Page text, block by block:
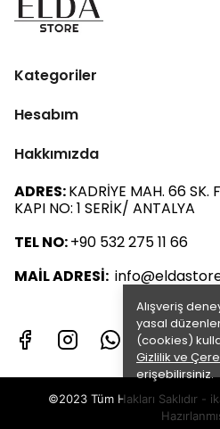
Alışveriş
yasal
(cookies)
Gizlilik ve
erişebilirsiniz.
Kategoriler
Hesabım
Hakkımızda
ADRES:KADRİYE MAH. 66 SK.
KAPI NO: 1 SERİK/ ANTALYA
TEL NO:+90 532 275 11 66
MAİL ADRESİ:
©2023 Tüm Hakları Saklıdır -